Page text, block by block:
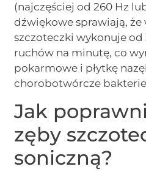
(najczęściej od 260 Hz
dźwiękowe sprawiają, że
szczoteczki wykonuje od
ruchów na minutę, co
pokarmowe i płytkę
chorobotwórcze
Jak
zęby
soniczną?